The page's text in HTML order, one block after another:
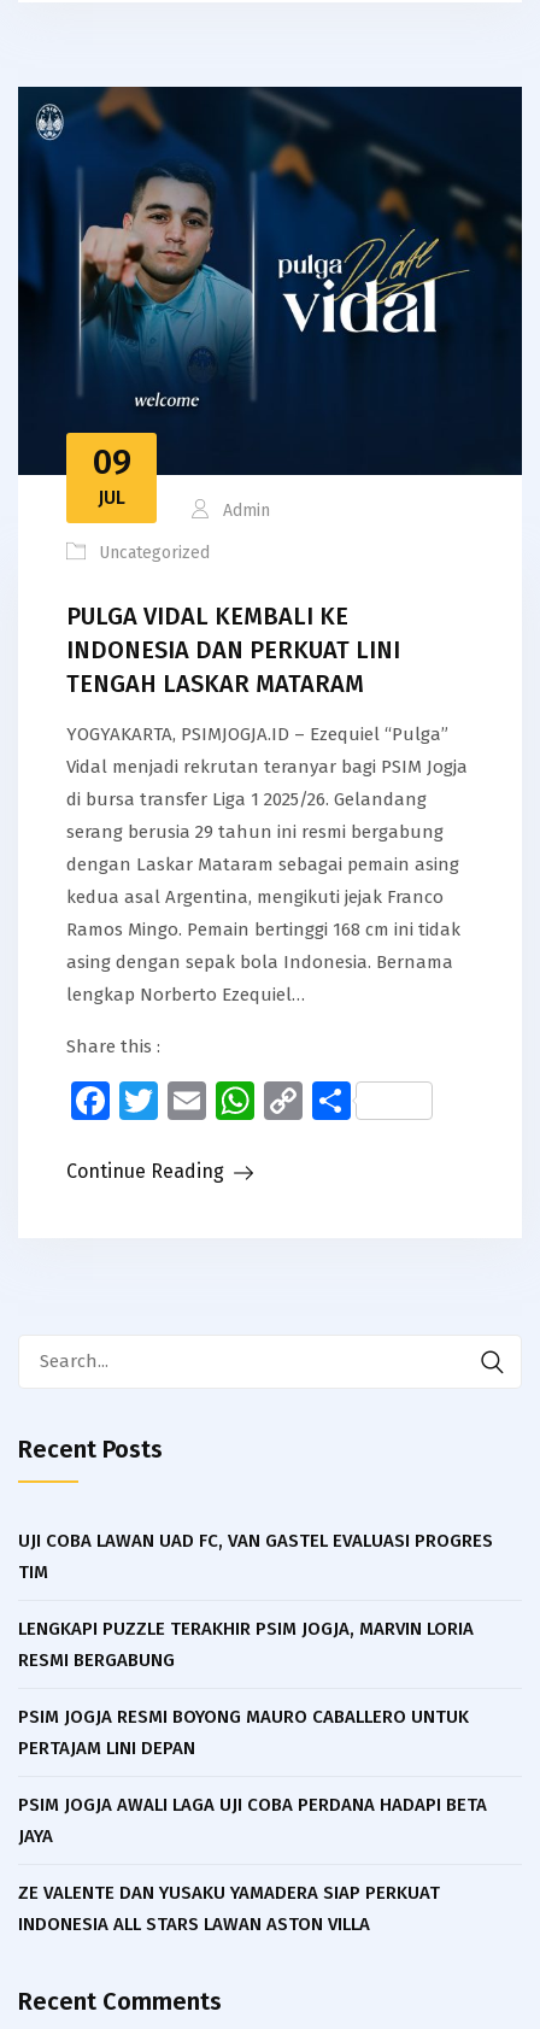
09
JUL
Admin
Uncategorized
PULGA VIDAL KEMBALI KE
INDONESIA DAN PERKUAT LINI
TENGAH LASKAR MATARAM
YOGYAKARTA, PSIMJOGJA.ID – Ezequiel “Pulga”
Vidal menjadi rekrutan teranyar bagi PSIM Jogja
di bursa transfer Liga 1 2025/26. Gelandang
serang berusia 29 tahun ini resmi bergabung
dengan Laskar Mataram sebagai pemain asing
kedua asal Argentina, mengikuti jejak Franco
Ramos Mingo. Pemain bertinggi 168 cm ini tidak
asing dengan sepak bola Indonesia. Bernama
lengkap Norberto Ezequiel…
Share this :
Facebook
Twitter
EmailWhatsApp
CopyShare
Continue Reading
Recent Posts
UJI COBA LAWAN UAD FC, VAN GASTEL EVALUASI PROGRES
TIM
LENGKAPI PUZZLE TERAKHIR PSIM JOGJA, MARVIN LORIA
RESMI BERGABUNG
PSIM JOGJA RESMI BOYONG MAURO CABALLERO UNTUK
PERTAJAM LINI DEPAN
PSIM JOGJA AWALI LAGA UJI COBA PERDANA HADAPI BETA
JAYA
ZE VALENTE DAN YUSAKU YAMADERA SIAP PERKUAT
INDONESIA ALL STARS LAWAN ASTON VILLA
Recent Comments